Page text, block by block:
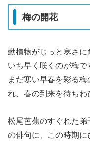
梅の開花
動植物がじっと寒さに
いち早く咲くのが梅で
まだ寒い早春を彩る
れ、春の到来を待ちわ
松尾芭蕉のすぐれた弟
の俳句に、この時期に